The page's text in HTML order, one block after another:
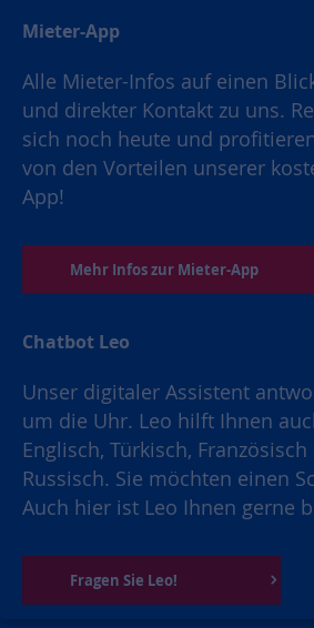
Mieter-App
Alle Mieter-Infos auf einen
und direkter Kontakt zu uns.
sich noch heute und
von den Vorteilen unserer
App!
Mehr Infos zur Mieter-App
Chatbot Leo
Unser digitaler Assistent
um die Uhr. Leo hilft Ihnen
Englisch, Türkisch, Französisch
Russisch. Sie möchten einen
Auch hier ist Leo Ihnen gerne
Fragen Sie Leo!